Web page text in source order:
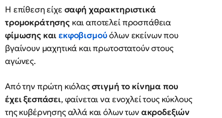
Η επίθεση είχε σαφή χαρακτηριστικά
τρομοκράτησηςκαι αποτελεί προσπάθεια
φίμωσης καιεκφοβισμούόλων εκείνων που
βγαίνουν μαχητικά και πρωτοστατούν στους
αγώνες.
Από την πρώτη κιόλαςστιγμή το κίνημα που
έχει ξεσπάσει, φαίνεται να ενοχλεί τους κύκλους
της κυβέρνησης αλλά και όλων τωνακροδεξιών